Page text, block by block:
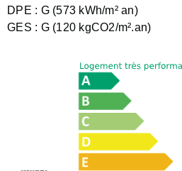
DPE : G (573 kWh/m² an)
GES : G (120 kgCO2/m².an)